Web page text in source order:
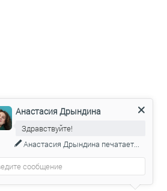
Анастасия Дрындина
Здравствуйте!
Анастасия Дрындина печатает...